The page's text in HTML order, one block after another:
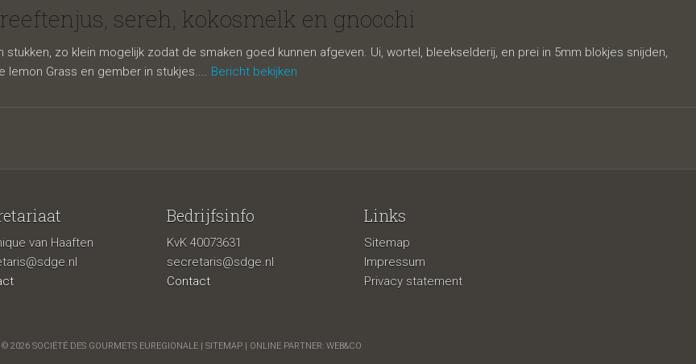
sereh,
en gnocchi
sereh, kokosmelk en gnocchi
zo klein mogelijk zodat de smaken goed kunnen afgeven. Ui, wortel, bleekselderij, en prei in 5mm blokjes snijden,
lemon Grass en gember in stukjes.... Bericht bekijken
van Haaften
Bedrijfsinfo
KvK 40073631
secretaris@sdge.nl
Contact
Links
Sitemap
Impressum
Privacy statement
2026 SOCIÉTÉ DES GOURMETS EUREGIONALE | SITEMAP| ONLINE PARTNER: WEB&CO